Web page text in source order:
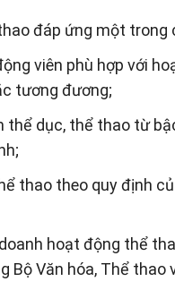
đáp ứng một trong
viên phù hợp với
tương đương;
thể dục, thể thao từ
thao theo quy định
hoạt động thể
Bộ Văn hóa, Thể thao